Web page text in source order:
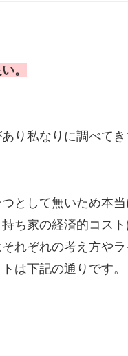
。
り私なりに調べて
として無いため本
ち家の経済的コス
れぞれの考え方や
は下記の通りです。